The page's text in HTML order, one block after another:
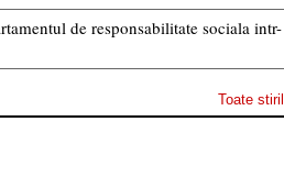
de responsabilitate sociala intr-
Toate